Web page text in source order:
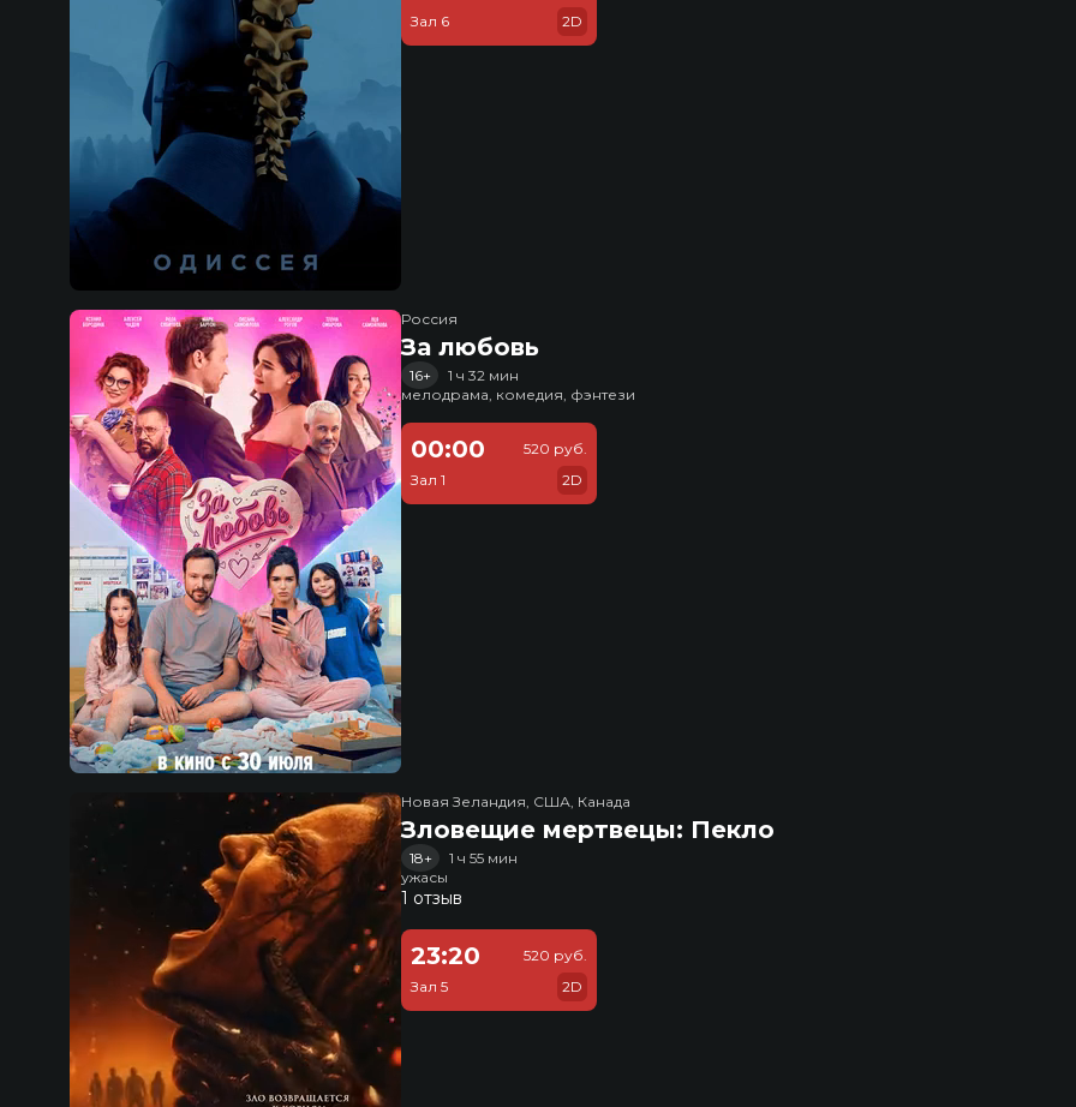
Зал 6
2D
Россия
За любовь
16+
1 ч 32 мин
мелодрама, комедия, фэнтези
00:00
Зал 1
520 руб.
2D
Новая Зеландия, США, Канада
Зловещие мертвецы: Пекло
18+
1 ч 55 мин
ужасы
1 отзыв
23:20
Зал 5
520 руб.
2D